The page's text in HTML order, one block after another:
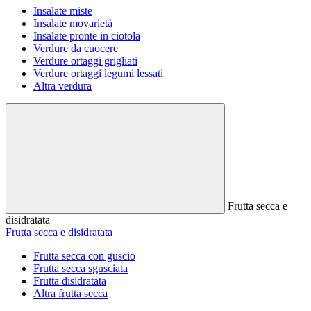
Insalate miste
Insalate movarietà
Insalate pronte in ciotola
Verdure da cuocere
Verdure ortaggi grigliati
Verdure ortaggi legumi lessati
Altra verdura
Frutta secca e
disidratata
Frutta secca e disidratata
Frutta secca con guscio
Frutta secca sgusciata
Frutta disidratata
Altra frutta secca